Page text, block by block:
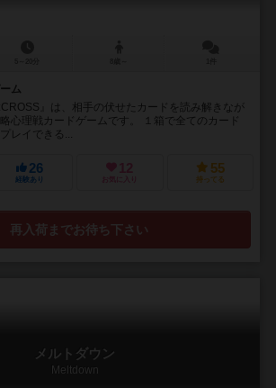
ム
』は、相手の伏せたカードを読み解きなが
心理戦カードゲームです。 １箱で全てのカード
レイできる...
26
経験あり
12
お気に入り
55
持ってる
再入荷までお待ち下さい
メルトダウン
Meltdown